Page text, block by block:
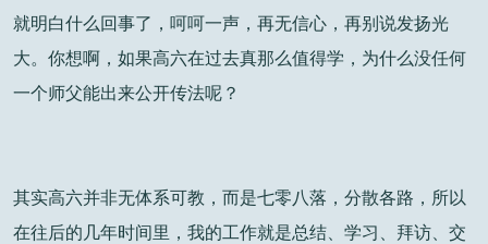
就明白什么回事了，呵呵一声，再无信心，再别说发扬光
大。你想啊，如果高六在过去真那么值得学，为什么没任何
一个师父能出来公开传法呢？
其实高六并非无体系可教，而是七零八落，分散各路，所以
在往后的几年时间里，我的工作就是总结、学习、拜访、交